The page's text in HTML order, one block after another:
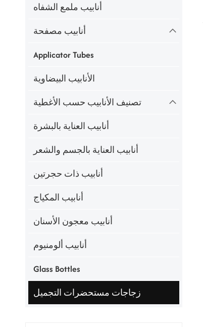
أنابيب ملمع الشفاه
أنابيب مصفحة
Applicator Tubes
الأنابيب البيضاوية
تصنيف الأنابيب حسب الأغطية
أنابيب العناية بالبشرة
أنابيب العناية بالجسم والشعر
أنابيب ذات حجرتين
أنابيب المكياج
أنابيب معجون الأسنان
أنابيب ألومنيوم
Glass Bottles
زجاجات مستحضرات التجميل